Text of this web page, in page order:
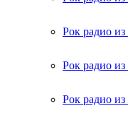
Рок радио
Рок радио из
Рок радио из